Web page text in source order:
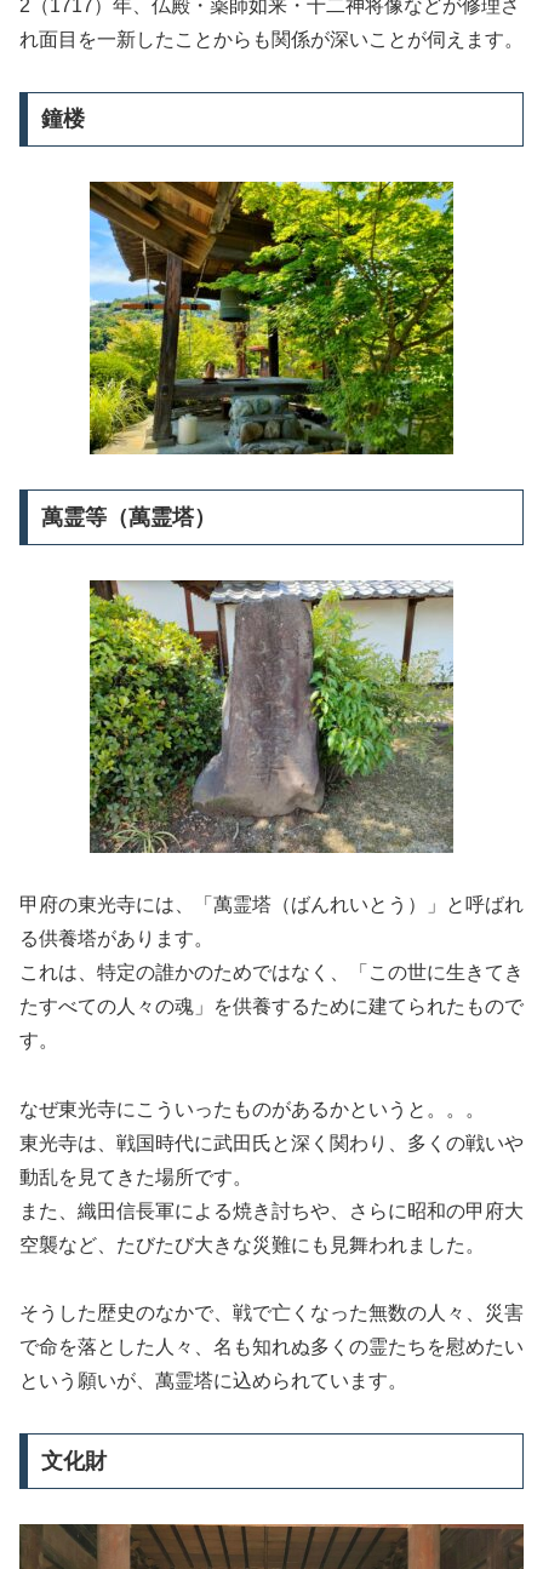
2（1717）年、仏殿・薬師如来・十二神将像などが修理さ
れ面目を一新したことからも関係が深いことが伺えます。
鐘楼
萬霊等（萬霊塔）
甲府の東光寺には、「萬霊塔（ばんれいとう）」と呼ばれ
る供養塔があります。
これは、特定の誰かのためではなく、「この世に生きてき
たすべての人々の魂」を供養するために建てられたもので
す。
なぜ東光寺にこういったものがあるかというと。。。
東光寺は、戦国時代に武田氏と深く関わり、多くの戦いや
動乱を見てきた場所です。
また、織田信長軍による焼き討ちや、さらに昭和の甲府大
空襲など、たびたび大きな災難にも見舞われました。
そうした歴史のなかで、戦で亡くなった無数の人々、災害
で命を落とした人々、名も知れぬ多くの霊たちを慰めたい
という願いが、萬霊塔に込められています。
文化財